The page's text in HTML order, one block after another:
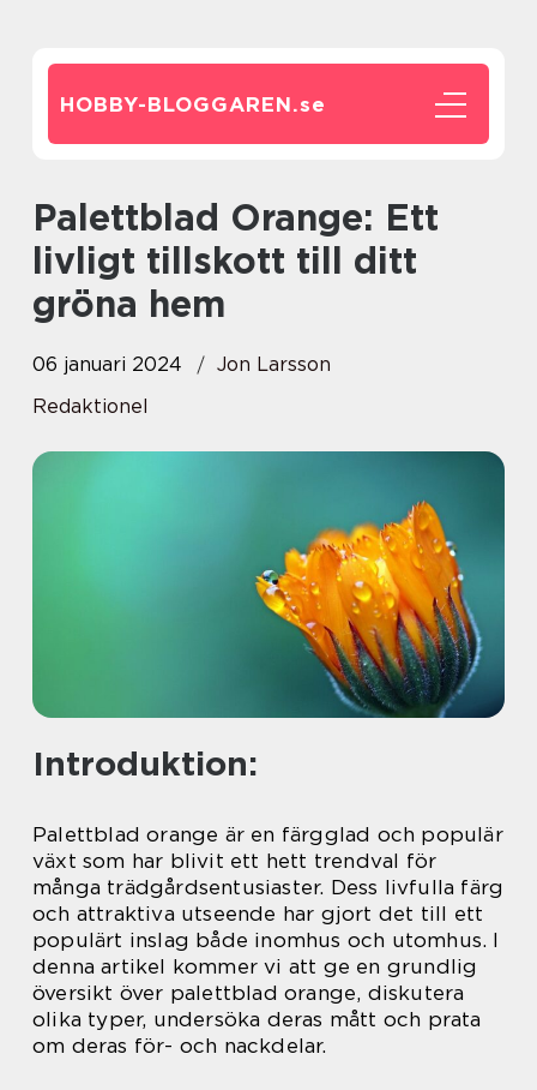
HOBBY-BLOGGAREN.se
Palettblad Orange: Ett
livligt tillskott till ditt
gröna hem
06 januari 2024
Jon Larsson
Redaktionel
Introduktion:
Palettblad orange är en färgglad och populär
växt som har blivit ett hett trendval för
många trädgårdsentusiaster. Dess livfulla färg
och attraktiva utseende har gjort det till ett
populärt inslag både inomhus och utomhus. I
denna artikel kommer vi att ge en grundlig
översikt över palettblad orange, diskutera
olika typer, undersöka deras mått och prata
om deras för- och nackdelar.